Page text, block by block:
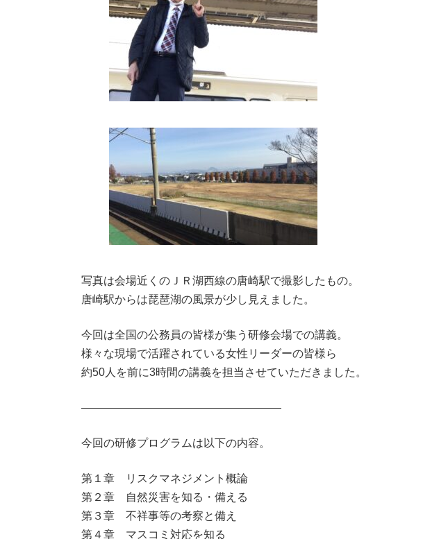
写真は会場近くのＪＲ湖西線の唐崎駅で撮影したもの。
唐崎駅からは琵琶湖の風景が少し見えました。
今回は全国の公務員の皆様が集う研修会場での講義。
様々な現場で活躍されている女性リーダーの皆様ら
約50人を前に3時間の講義を担当させていただきました。
――――――――――――――――――
今回の研修プログラムは以下の内容。
第１章 リスクマネジメント概論
第２章 自然災害を知る・備える
第３章 不祥事等の考察と備え
第４章 マスコミ対応を知る